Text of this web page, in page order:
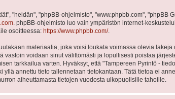
"heidän", "phpBB-ohjelmisto", "www.phpbb.com", "phpBB
. phpBB-ohjelmisto luo vain ympäristön internet-
osoitteessa: https://www.phpbb.com/.
materiaalia, joka voisi loukata voimassa olevia
voidaan sinut välittömästi ja lopullisesti poistaa
tarkkailua varten. Hyväksyt, että "Tampereen Pyrintö -
annettu tieto tallennetaan tietokantaan. Tätä tietoa ei
aiheuttamasta tietojen vuodosta ulkopuolisille tahoille.